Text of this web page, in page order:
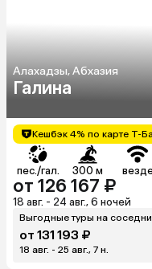
Алахадзы, Абхазия
Галина
Кешбэк 4% по карте Т-
пес./гал. 300 м
от 126 167 ₽
18 авг. - 24 авг., 6 ночей
Выгодные туры на
от 131 193 ₽
18 авг. - 25 авг., 7 н.